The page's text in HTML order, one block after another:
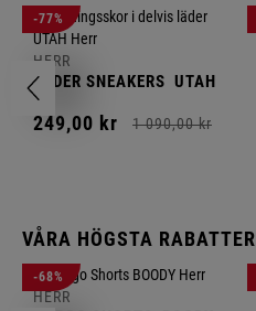
-77%
HERR
LÄDER SNEAKERS UTAH
249,00 kr 1 090,00 kr
VÅRA HÖGSTA RABATTER
-68%
HERR